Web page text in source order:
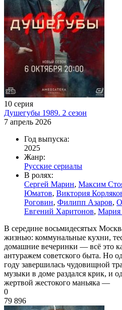
10 серия
Душегубы 1989. 2 сезон
7 апрель 2026
Год выпуска:
2025
Жанр:
Русские сериалы
В ролях:
Сергей Марин, Максим
Юматов, Виктория
Роговин, Филипп Азаров,
Евгений Харитонов, Мария
В середине восьмидесятых
жизнью: коммунальные кухни,
домашние вечеринки — всё это
антуражем советского быта. Но
году завершилась чудовищной
музыки в доме раздался крик, и
жертвой жестокого маньяка —
0
79 896